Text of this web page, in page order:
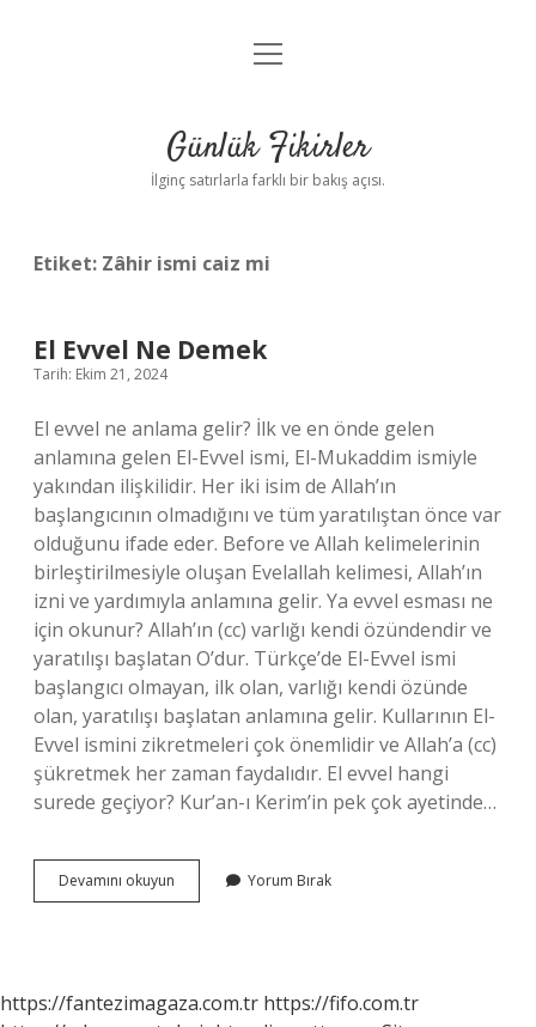
Anasayfa
Yasal Uyarı
menüyü
Günlük Fikirler
İlginç satırlarla farklı bir bakış açısı.
Etiket: Zâhir ismi caiz mi
El Evvel Ne Demek
Tarih: Ekim 21, 2024
El evvel ne anlama gelir? İlk ve en önde gelen
anlamına gelen El-Evvel ismi, El-Mukaddim ismiyle
yakından ilişkilidir. Her iki isim de Allah’ın
başlangıcının olmadığını ve tüm yaratılıştan önce var
olduğunu ifade eder. Before ve Allah kelimelerinin
birleştirilmesiyle oluşan Evelallah kelimesi, Allah’ın
izni ve yardımıyla anlamına gelir. Ya evvel esması ne
için okunur? Allah’ın (cc) varlığı kendi özündendir ve
yaratılışı başlatan O’dur. Türkçe’de El-Evvel ismi
başlangıcı olmayan, ilk olan, varlığı kendi özünde
olan, yaratılışı başlatan anlamına gelir. Kullarının El-
Evvel ismini zikretmeleri çok önemlidir ve Allah’a (cc)
şükretmek her zaman faydalıdır. El evvel hangi
surede geçiyor? Kur’an-ı Kerim’in pek çok ayetinde…
Devamını okuyun
Evvel
Yorum Bırak
https://fantezimagaza.com.tr https://fifo.com.tr